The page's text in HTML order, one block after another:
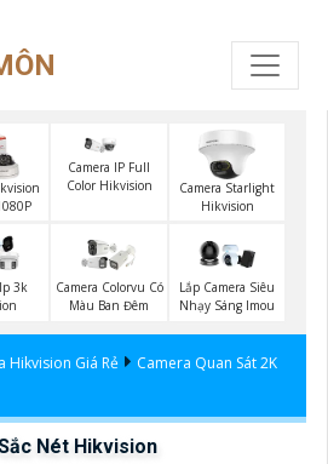
Camera IP Full
Color Hikvision
Camera Starlight
Hikvision
3k
Camera Colorvu Có
Màu Ban Đêm
Lắp Camera Siêu
Nhạy Sáng Imou
Hikvision Giá Rẻ
Camera Quan Sát 2K
Nét Hikvision